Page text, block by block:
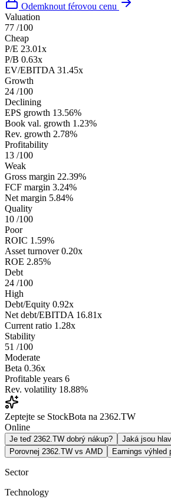
Odemknout férovou cenu
Valuation
77 /100
Cheap
P/E 23.01x
P/B 0.63x
EV/EBITDA 31.45x
Growth
24 /100
Declining
EPS growth 13.56%
Book val. growth 1.23%
Rev. growth 2.78%
Profitability
13 /100
Weak
Gross margin 22.39%
FCF margin 3.24%
Net margin 5.84%
Quality
10 /100
Poor
ROIC 1.59%
Asset turnover 0.20x
ROE 2.85%
Debt
24 /100
High
Debt/Equity 0.92x
Net debt/EBITDA 16.81x
Current ratio 1.28x
Stability
51 /100
Moderate
Beta 0.36x
Profitable years 6
Rev. volatility 18.88%
Zeptejte se StockBota na 2362.TW
Online
Je teď 2362.TW dobrý nákup?
Jaká jsou
Porovnej 2362.TW vs AMD
Earnings výhled
Sector
Technology